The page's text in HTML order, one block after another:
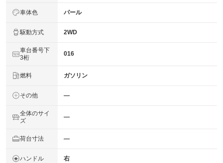
車体色 パール
駆動方式 2WD
車台番号下
3桁
016
燃料 ガソリン
その他 ―
全体のサイ
ズ
―
荷台寸法 ―
ハンドル 右